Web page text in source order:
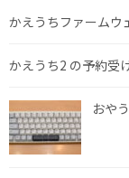
かえうちファームウ
かえうち2 の予約受
おや